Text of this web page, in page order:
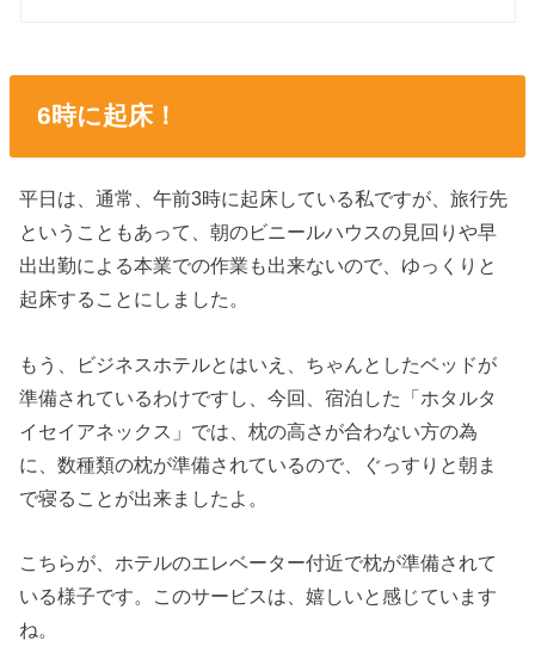
6時に起床！
平日は、通常、午前3時に起床している私ですが、旅行先
ということもあって、朝のビニールハウスの見回りや早
出出勤による本業での作業も出来ないので、ゆっくりと
起床することにしました。
もう、ビジネスホテルとはいえ、ちゃんとしたベッドが
準備されているわけですし、今回、宿泊した「ホタルタ
イセイアネックス」では、枕の高さが合わない方の為
に、数種類の枕が準備されているので、ぐっすりと朝ま
で寝ることが出来ましたよ。
こちらが、ホテルのエレベーター付近で枕が準備されて
いる様子です。このサービスは、嬉しいと感じています
ね。